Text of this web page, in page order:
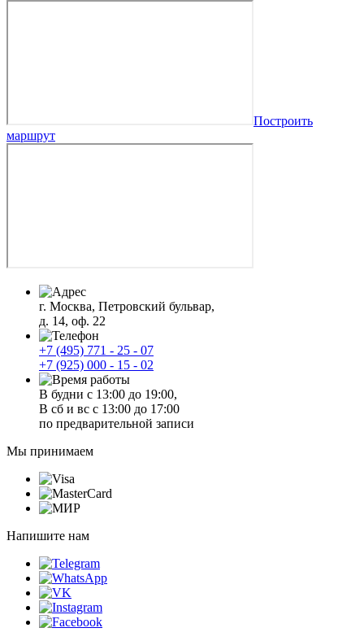
Построить
маршрут
г. Москва, Петровский бульвар,
д. 14, оф. 22
+7 (495) 771 - 25 - 07
+7 (925) 000 - 15 - 02
В будни с 13:00 до 19:00,
В сб и вс с 13:00 до 17:00
по предварительной записи
Мы принимаем
Напишите нам